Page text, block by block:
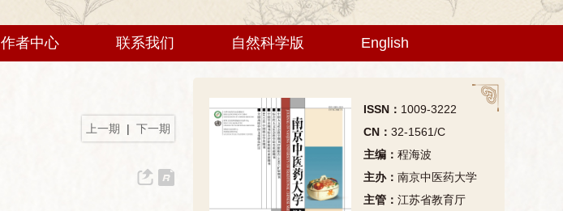
作者中心 联系我们 自然科学版 English
上一期 | 下一期
ISSN： 1009-3222
CN： 32-1561/C
主编： 程海波
主办： 南京中医药大学
主管： 江苏省教育厅